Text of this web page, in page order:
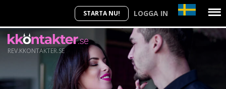
STARTA NU! LOGGA IN
REV.KKONTAKTER.SE